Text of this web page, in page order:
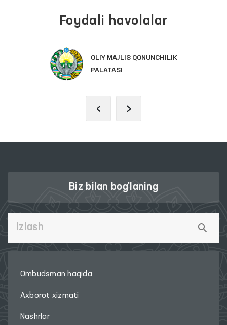
Foydali havolalar
OLIY MAJLIS QONUNCHILIK
PALATASI
‹ ›
Biz bilan bog'laning
Ombudsman haqida
Axborot xizmati
Nashrlar